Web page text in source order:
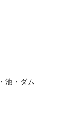
池・ダム